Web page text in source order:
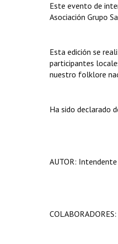
Este evento de
Asociación Grupo
Esta edición se
participantes
nuestro folklore
Ha sido declarado
AUTOR: